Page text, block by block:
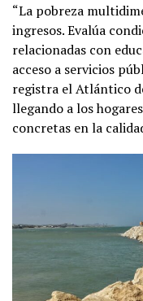
“La pobreza
ingresos. Evalúa
relacionadas con
acceso a servicios
registra el Atlántico
llegando a los
concretas en la